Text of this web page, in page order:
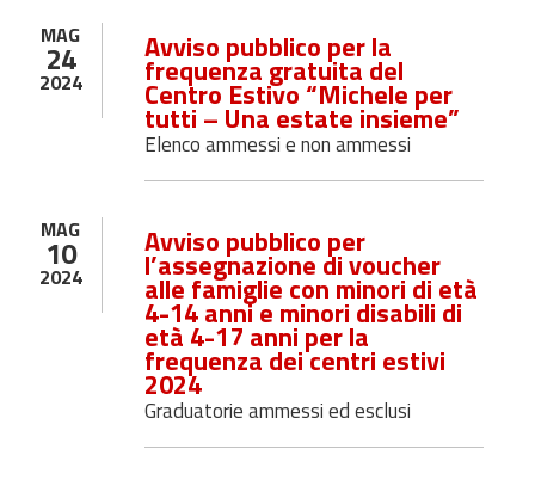
MAG
24
2024
Avviso pubblico per la
frequenza gratuita del
Centro Estivo “Michele per
tutti – Una estate insieme”
Elenco ammessi e non ammessi
MAG
10
2024
Avviso pubblico per
l’assegnazione di voucher
alle famiglie con minori di età
4-14 anni e minori disabili di
età 4-17 anni per la
frequenza dei centri estivi
2024
Graduatorie ammessi ed esclusi